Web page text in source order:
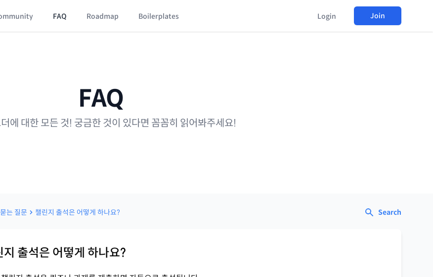
FAQ Roadmap Boilerplates Login Join
FAQ
에 대한 모든 것! 궁금한 것이 있다면 꼼꼼히 읽어봐주세요!
는 질문 챌린지 출석은 어떻게 하나요? Search
지 출석은 어떻게 하나요?